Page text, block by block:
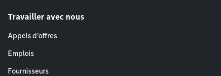
Travailler avec nous
Appels d'offres
Emplois
Fournisseurs